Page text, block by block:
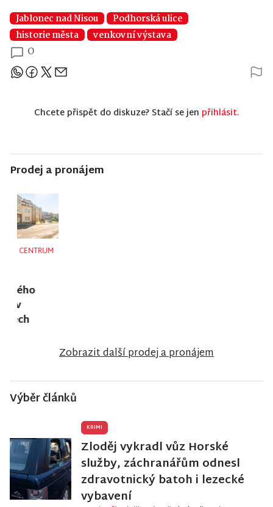
Jablonec nad Nisou
Podhorská ulice
historie města
venkovní výstava
0
Sdílejte článek
Chcete přispět do diskuze? Stačí se jen přihlásit.
Prodej a pronájem
NISA CENTRUM
1+1 v Liberci
Zobrazit další prodej a pronájem
Výběr článků
KRIMI
Zloděj vykradl vůz Horské
služby, záchranářům odnesl
zdravotnický batoh i lezecké
vybavení